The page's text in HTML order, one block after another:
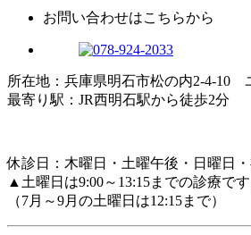
お問い合わせはこちらから
所在地 ：兵庫県明石市松の内2-4-10
最寄り駅 ：JR西明石駅から徒歩2分
休診日：木曜日・土曜午後・日曜日・
▲ 土曜日は9:00～13:15までの診療です
（7月～9月の土曜日は12:15まで）